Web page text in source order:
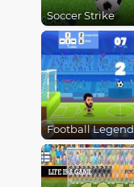
Soccer Strike